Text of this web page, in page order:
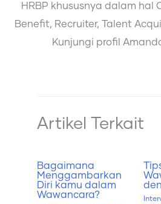
HRBP khususnya dalam hal
Benefit, Recruiter, Talent
Kunjungi profil
Artikel Terkait
Bagaimana
Menggambarkan
Diri kamu dalam
Wawancara?